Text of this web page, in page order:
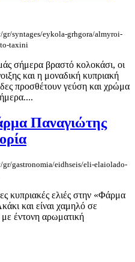
syntages/eykola-grhgora/almyroi-
taxini
σήμερα βραστό κολοκάσι, οι
και η μοναδική κυπριακή
προσθέτουν γεύση και χρώμα
Παναγιώτης
gastronomia/eidhseis/eli-elaiolado-
κυπριακές ελιές στην «Φάρμα
και είναι χαμηλό σε
έντονη αρωματική